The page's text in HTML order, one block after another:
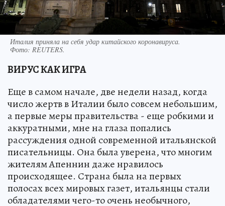
Италия приняла на себя удар китайского коронавируса.
Фото: REUTERS.
ВИРУС КАК ИГРА
Еще в самом начале, две недели назад, когда
число жертв в Италии было совсем небольшим,
а первые меры правительства - еще робкими и
аккуратными, мне на глаза попались
рассуждения одной современной итальянской
писательницы. Она была уверена, что многим
жителям Апеннин даже нравилось
происходящее. Страна была на первых
полосах всех мировых газет, итальянцы стали
обладателями чего-то очень необычного,